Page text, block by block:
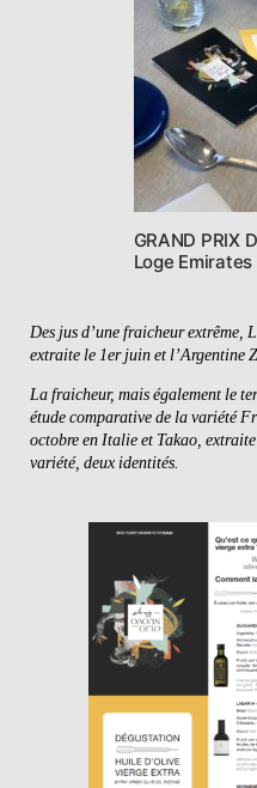
GRAND PRIX
Loge Emirates
Des jus d’une fraicheur extrême,
extraite le 1er juin et l’Argentine
La fraicheur, mais également le
étude comparative de la variété
octobre en Italie et Takao,
variété, deux identités.